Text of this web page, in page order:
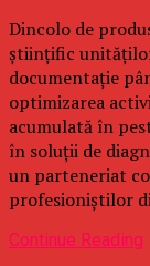
Dincolo de
științific
documentație
optimizarea
acumulată în
în soluții de
un parteneriat
profesioniștilor
Continue Reading